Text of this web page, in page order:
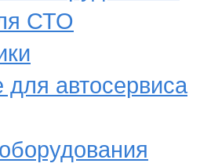
СТО
автосервиса